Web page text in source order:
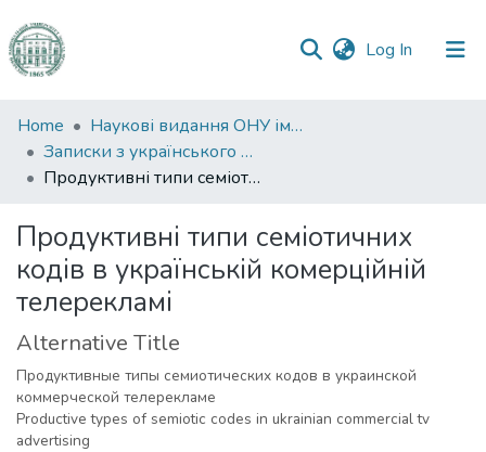
Log In (current)
Communities
&
Collections
Statistics
Home
Наукові видання ОНУ імені І. І. Мечникова
Записки з українського мовознавства
Продуктивні типи семіотичних кодів в українській комерційній телерекламі
Продуктивні типи семіотичних
кодів в українській комерційній
телерекламі
Alternative Title
Продуктивные типы семиотических кодов в украинской
коммерческой телерекламе
Productive types of semiotic codes in ukrainian commercial tv
advertising